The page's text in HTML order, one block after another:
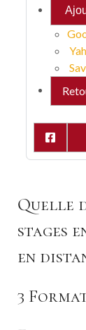
Quelle
stages
en
3